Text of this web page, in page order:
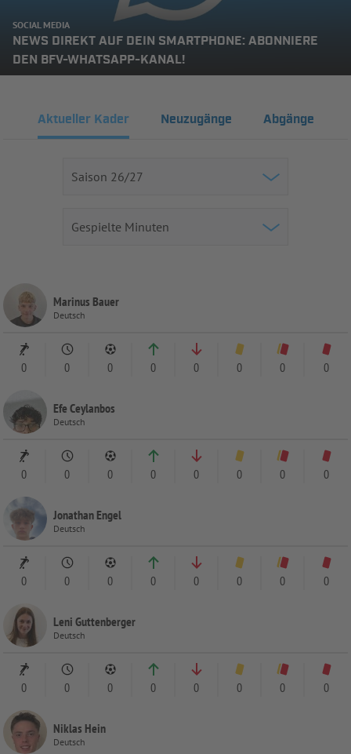
SOCIAL MEDIA
NEWS DIREKT AUF DEIN SMARTPHONE: ABONNIERE
DEN BFV-WHATSAPP-KANAL!
Aktueller Kader Neuzugänge Abgänge
Marinus Bauer
Deutsch
0 0 0 0 0 0 0 0
Efe Ceylanbos
Deutsch
0 0 0 0 0 0 0 0
Jonathan Engel
Deutsch
0 0 0 0 0 0 0 0
Leni Guttenberger
Deutsch
0 0 0 0 0 0 0 0
Niklas Hein
Deutsch